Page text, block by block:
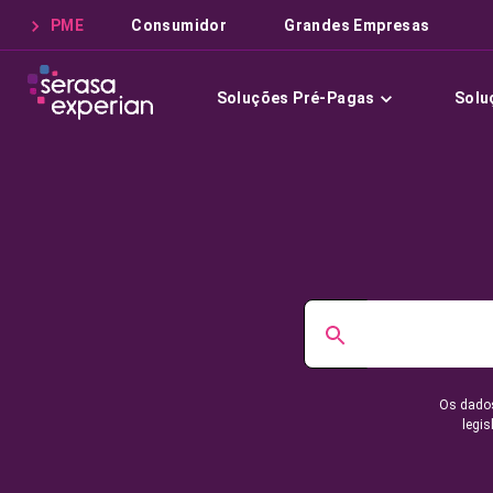
PME Consumidor Grandes Empresas
Soluções Pré-Pagas
Os